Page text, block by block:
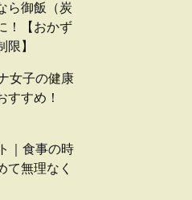
ら御飯（炭
！【おかず
限】
女子の健康
すすめ！
｜食事の時
て無理なく